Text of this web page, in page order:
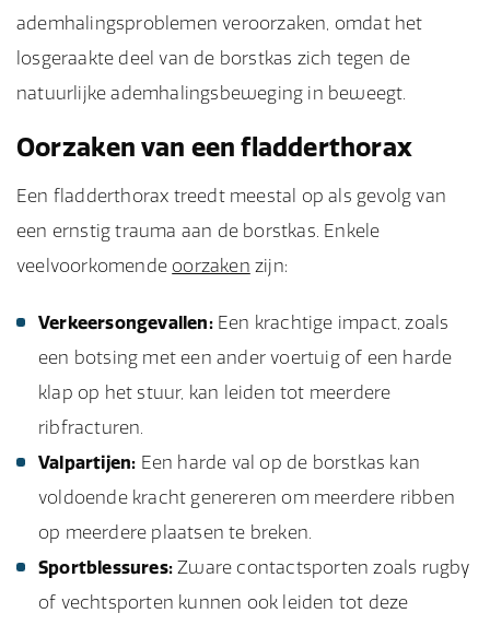
ademhalingsproblemen veroorzaken, omdat het
losgeraakte deel van de borstkas zich tegen de
natuurlijke ademhalingsbeweging in beweegt.
Oorzaken van een fladderthorax
Een fladderthorax treedt meestal op als gevolg van
een ernstig trauma aan de borstkas. Enkele
veelvoorkomende oorzaken zijn:
Verkeersongevallen:Een krachtige impact, zoals
een botsing met een ander voertuig of een harde
klap op het stuur, kan leiden tot meerdere
ribfracturen.
Valpartijen: Een harde val op de borstkas kan
voldoende kracht genereren om meerdere ribben
op meerdere plaatsen te breken.
Sportblessures: Zware contactsporten zoals rugby
of vechtsporten kunnen ook leiden tot deze